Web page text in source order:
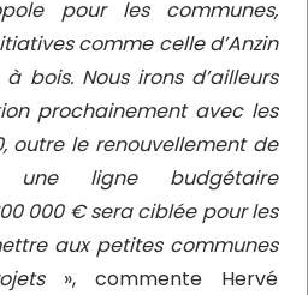
pour les communes,
comme celle d’Anzin
bois. Nous irons d’ailleurs
prochainement avec les
outre le renouvellement de
une ligne budgétaire
000 € sera ciblée pour les
aux petites communes
», commente Hervé